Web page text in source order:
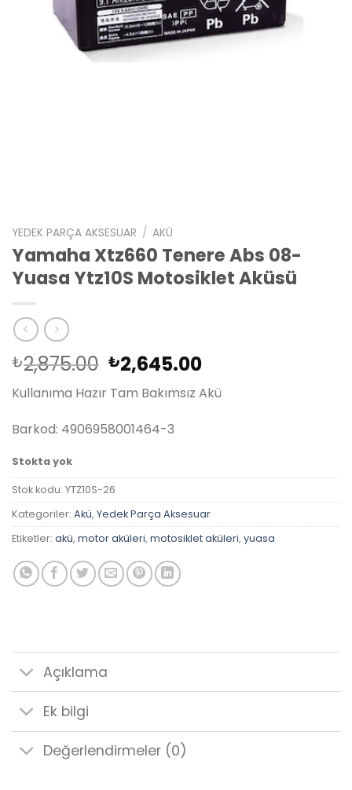
YEDEK PARÇA AKSESUAR / AKÜ
Yamaha Xtz660 Tenere Abs 08-
Yuasa Ytz10S Motosiklet Aküsü
₺2,875.00 Orijinal
fiyat:
₺2,875.00.
₺2,645.00Şu
andaki
fiyat:
Kullanıma Hazır Tam Bakımsız Akü
Barkod: 4906958001464-3
Stokta yok
Stok kodu: YTZ10S-26
Kategoriler: Akü, Yedek Parça Aksesuar
Etiketler: akü, motor aküleri, motosiklet aküleri, yuasa
Açıklama
Ek bilgi
Değerlendirmeler (0)